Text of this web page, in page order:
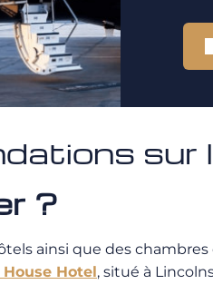
sur
?
ainsi que des
Hotel, situé à